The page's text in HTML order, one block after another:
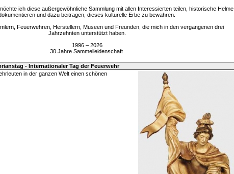
ich diese außergewöhnliche Sammlung mit allen Interessierten teilen, historische Helme
und dazu beitragen, dieses kulturelle Erbe zu bewahren.
Feuerwehren, Herstellern, Museen und Freunden, die mich in den vergangenen drei
Jahrzehnten unterstützt haben.
1996 – 2026
30 Jahre Sammelleidenschaft
- Internationaler Tag der Feuerwehr
in der ganzen Welt einen schönen